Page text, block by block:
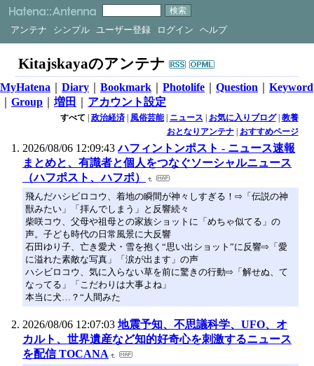
アンテナ シンプル ユーザー登録 ログイン ヘルプ
Kitajskayaのアンテナ
MyHatena Diary Bookmark Photolife Question
Keyword
Group 増田 アカウント設定
すべて | 政治経済| 風俗芸能| ニュース | お気に入りブログ| 教養
おとなりアンテナ| おすすめページ
2026/08/06 12:09:43 ハフィントンポスト - ニュース速報
まとめと、有識者と個人をつなぐソーシャルニュース
（ハフポスト、ハフポ）
飛んだハシビロコウ、着地の瞬間が神々しすぎる！⇨「伝説の神
獣みたい」「拝んでしまう」と反響続々
柴咲コウ、父母や祖母との家族ショットに「めちゃ似てる」の
声。子ども時代の日常風景に大反響
石田ゆり子、亡き愛犬・雪を抱く“思い出ショット”に反響⇨「愛
に溢れた素敵な写真」「涙が出ます」の声
ハシビロコウ、気に入らない草を前に驚きの行動⇨「解せぬ、て
なってる」「こだわりは大事よね」
本当に犬…？“人間みた
2026/08/06 12:07:03 地震予知、不思議科学、UFO、オ
カルト、世界遺産など知的好奇心を刺激するニュース
を配信 TOCANA